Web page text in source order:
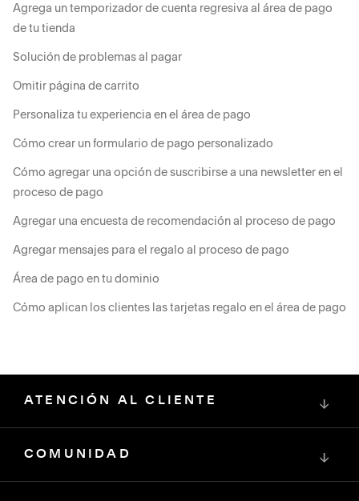
Agrega un temporizador de cuenta regresiva al área de pago
de tu tienda
Solución de problemas al pagar
Omitir página de carrito
Personaliza tu experiencia en el área de pago
Cómo crear un formulario de pago personalizado
Cómo agregar una opción de suscribirse a una newsletter en el
proceso de pago
Agregar una encuesta de recomendación al proceso de pago
Agregar mensajes para el regalo al proceso de pago
Área de pago en tu dominio
Cómo aplican los clientes las tarjetas regalo en el área de pago
ATENCIÓN AL CLIENTE ↓
COMUNIDAD ↓